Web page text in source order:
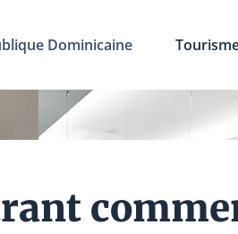
Dominicaine